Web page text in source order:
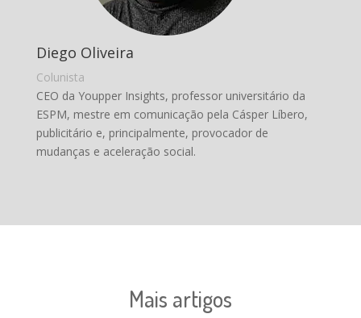
Diego Oliveira
Colunista
CEO da Youpper Insights, professor universitário da
ESPM, mestre em comunicação pela Cásper Líbero,
publicitário e, principalmente, provocador de
mudanças e aceleração social.
Mais artigos